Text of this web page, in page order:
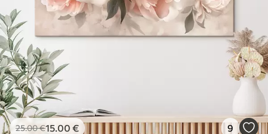
25.00€15.00 € 9